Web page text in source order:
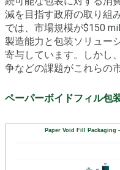
減を目指す政府の取り組
では、市場規模が$150
製造能力と包装ソリュー
寄与しています。しかし
争などの課題がこれらの
ペーパーボイドフィル包